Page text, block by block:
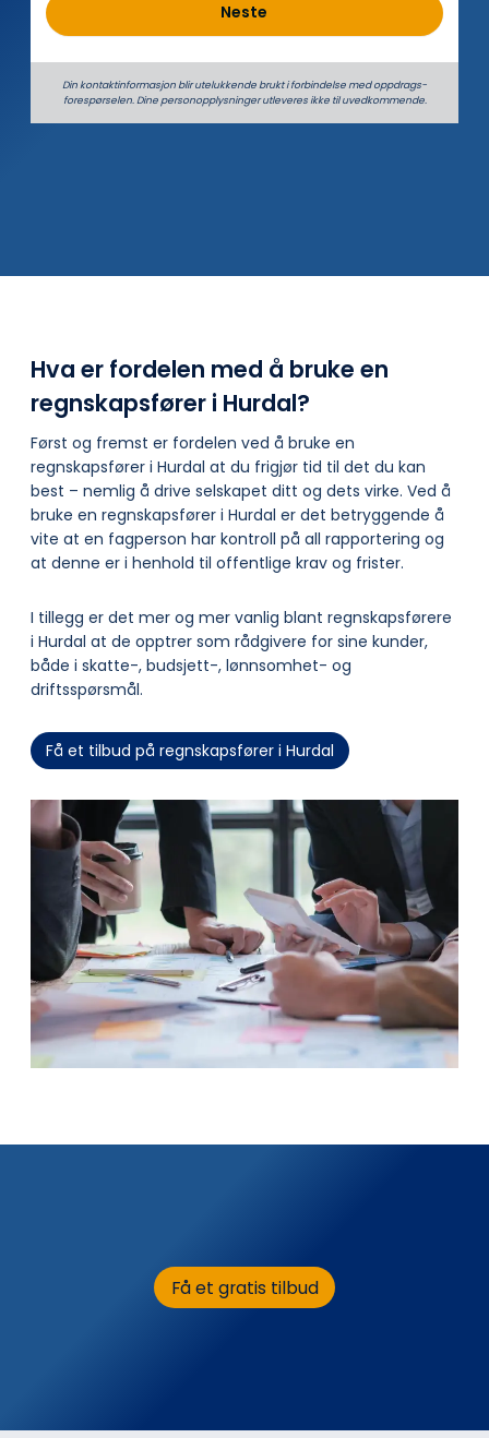
Neste
Din kontaktinformasjon blir utelukkende brukt i forbindelse med oppdrags­
forespørselen. Dine person­­opplysninger utleveres ikke til uvedkommende.
Hva er fordelen med å bruke en
regnskapsfører i Hurdal?
Først og fremst er fordelen ved å bruke en
regnskapsfører i Hurdal at du frigjør tid til det du kan
best – nemlig å drive selskapet ditt og dets virke. Ved å
bruke en regnskapsfører i Hurdal er det betryggende å
vite at en fagperson har kontroll på all rapportering og
at denne er i henhold til offentlige krav og frister.
I tillegg er det mer og mer vanlig blant regnskapsførere
i Hurdal at de opptrer som rådgivere for sine kunder,
både i skatte-, budsjett-, lønnsomhet- og
driftsspørsmål.
Få et tilbud på regnskapsfører i Hurdal
Få et gratis tilbud